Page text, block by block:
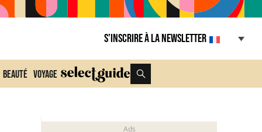
S’inscrire à la Newsletter
Beauté Voyage